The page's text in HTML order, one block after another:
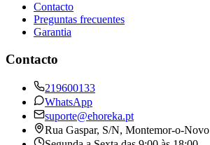
Contacto
Preguntas frecuentes
Garantia
Contacto
219600133
WhatsApp
suporte@ehoreka.pt
Rua Gaspar, S/N, Montemor-o-Novo